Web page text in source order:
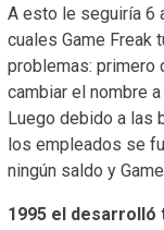
A esto le seguiría 6
cuales Game Freak
problemas: primero
cambiar el nombre a
Luego debido a las
los empleados se
ningún saldo y
1995 el desarrolló